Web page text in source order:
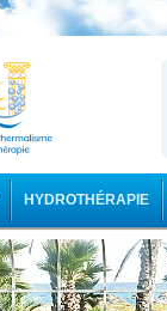
HYDROTHÉRAPIE